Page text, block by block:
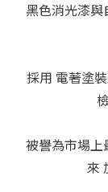
黑色消光漆與
採用 電著塗
被譽為市場上
來